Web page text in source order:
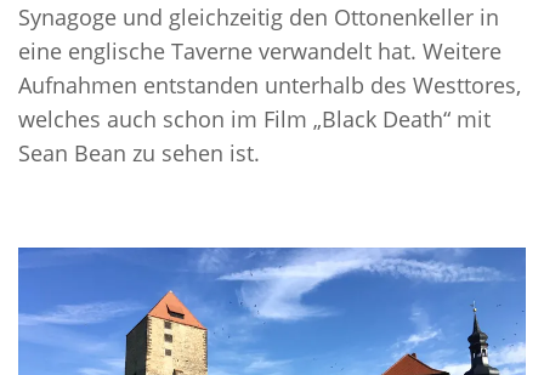
Synagoge und gleichzeitig den Ottonenkeller in
eine englische Taverne verwandelt hat. Weitere
Aufnahmen entstanden unterhalb des Westtores,
welches auch schon im Film „Black Death“ mit
Sean Bean zu sehen ist.